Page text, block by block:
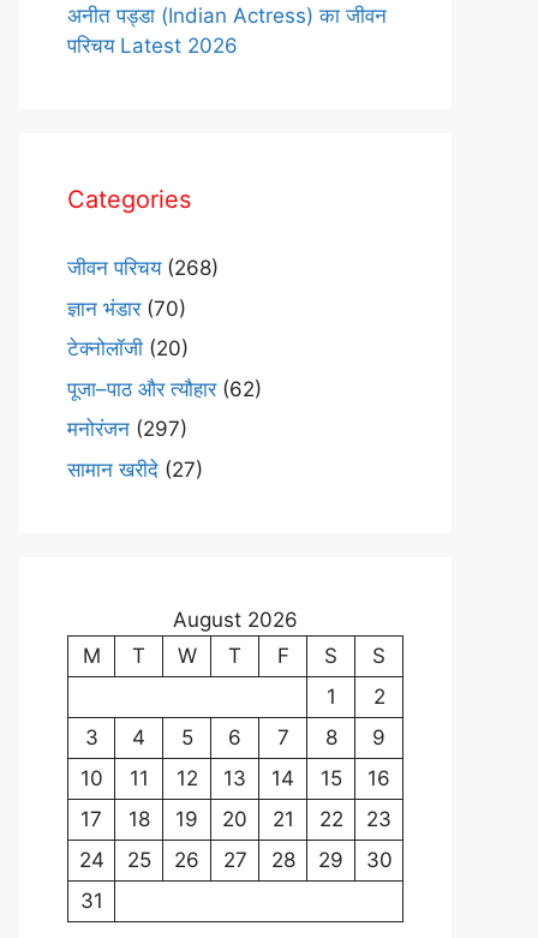
अनीत पड्डा (Indian Actress) का जीवन
परिचय Latest 2026
Categories
जीवन परिचय(268)
ज्ञान भंडार(70)
टेक्नोलॉजी (20)
पूजा–पाठ और त्यौहार(62)
मनोरंजन (297)
सामान खरीदे (27)
August 2026
M
T W T F S
S
1
2
3
4 5 6 7 8
9
10
11 12 13 14 15
16
17
18 19 20 21 22
23
24
25 26 27 28 29
30
31